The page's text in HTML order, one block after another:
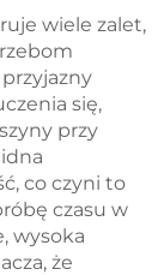
wiele zalet,
się,
przy
co czyni to
czasu w
wysoka
że